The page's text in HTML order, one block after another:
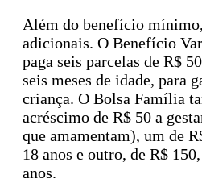
Além do benefício
adicionais. O Benefício
paga seis parcelas de R$
seis meses de idade, para
criança. O Bolsa Família
acréscimo de R$ 50 a
que amamentam), um de
18 anos e outro, de R$
anos.